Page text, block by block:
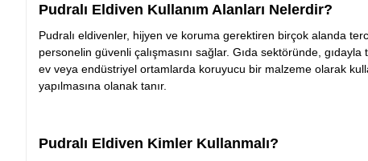
Pudralı Eldiven Kullanım Alanları Nelerdir?
Pudralı eldivenler, hijyen ve koruma gerektiren birçok alanda
personelin güvenli çalışmasını sağlar. Gıda sektöründe,
ev veya endüstriyel ortamlarda koruyucu bir malzeme olarak
yapılmasına olanak tanır.
Pudralı Eldiven Kimler Kullanmalı?